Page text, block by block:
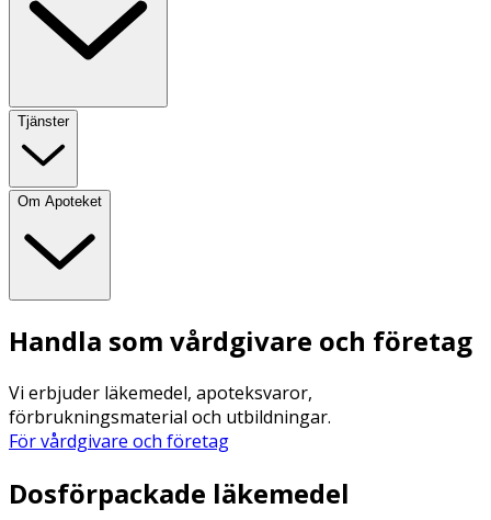
Tjänster
Om Apoteket
Handla som vårdgivare och företag
Vi erbjuder läkemedel, apoteksvaror,
förbrukningsmaterial och utbildningar.
För vårdgivare och företag
Dosförpackade läkemedel